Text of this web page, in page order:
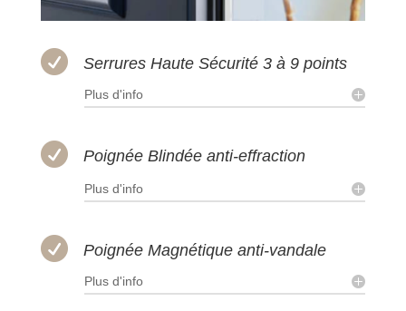
 Serrures Haute Sécurité 3 à 9 points
Plus d'info
 Poignée Blindée anti-effraction
Plus d'info
 Poignée Magnétique anti-vandale
Plus d'info